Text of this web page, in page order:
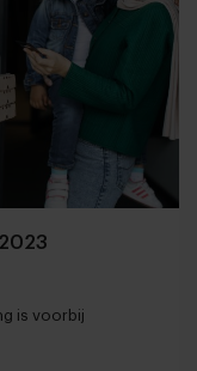
is voorbij